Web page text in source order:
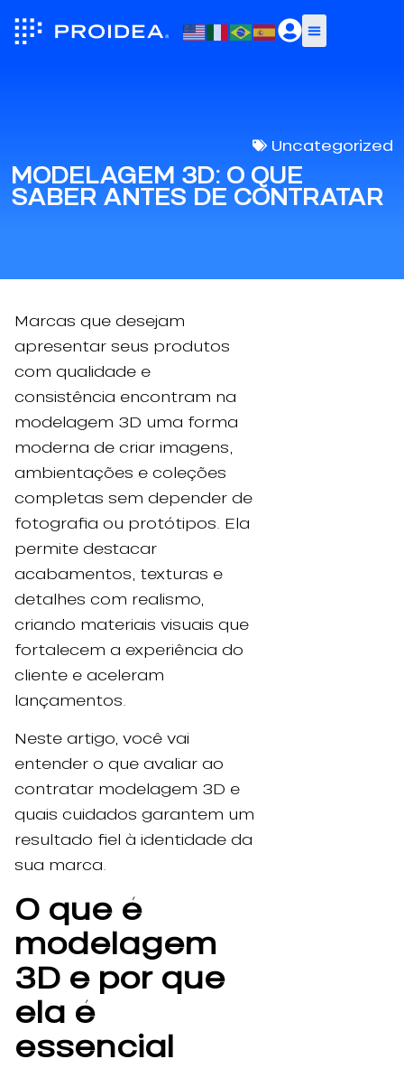
Uncategorized
MODELAGEM 3D: O QUE
SABER ANTES DE CONTRATAR
Marcas que desejam
apresentar seus produtos
com qualidade e
consistência encontram na
modelagem 3D uma forma
moderna de criar imagens,
ambientações e coleções
completas sem depender de
fotografia ou protótipos. Ela
permite destacar
acabamentos, texturas e
detalhes com realismo,
criando materiais visuais que
fortalecem a experiência do
cliente e aceleram
lançamentos.
Neste artigo, você vai
entender o que avaliar ao
contratar modelagem 3D e
quais cuidados garantem um
resultado fiel à identidade da
sua marca.
O que é
modelagem
3D e por que
ela é
essencial